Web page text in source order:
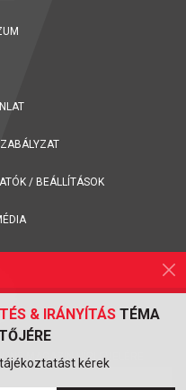
& IRÁNYÍTÁSTÉMA
kérek
/ BEÁLLÍTÁSOK
MAGAZIN HÍRLEVELÉRE